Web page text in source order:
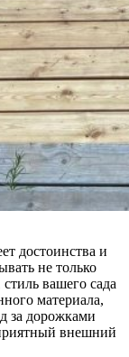
достоинства и
не только
вашего сада
материала,
за дорожками
внешний